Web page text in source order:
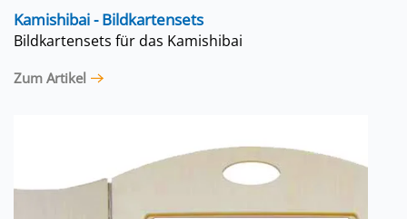
Kamishibai - Bildkartensets
Bildkartensets für das Kamishibai
Zum Artikel